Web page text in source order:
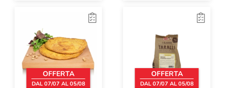
OFFERTA
DAL 07/07 AL 05/08
OFFERTA
DAL 07/07 AL 05/08